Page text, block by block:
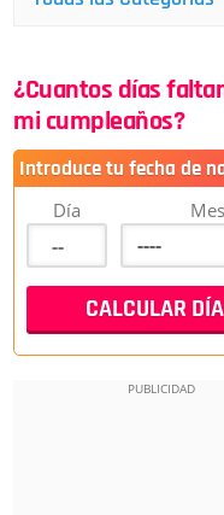
¿Cuantos días
mi cumpleaños?
Introduce tu fecha de
Día Mes